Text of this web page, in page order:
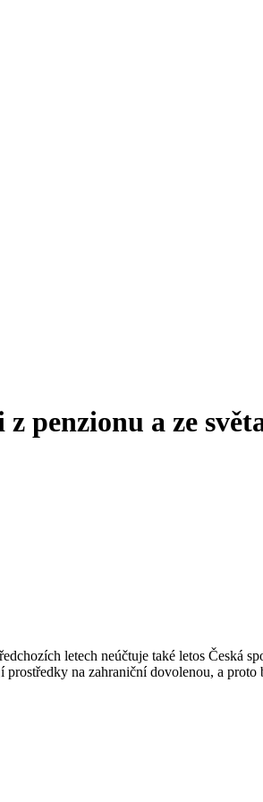
penzionu a ze
letech neúčtuje také letos Česká
na zahraniční dovolenou, a